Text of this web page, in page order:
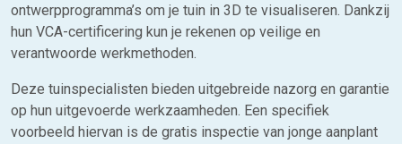
ontwerpprogramma’s om je tuin in 3D te visualiseren. Dankzij
hun VCA-certificering kun je rekenen op veilige en
verantwoorde werkmethoden.
Deze tuinspecialisten bieden uitgebreide nazorg en garantie
op hun uitgevoerde werkzaamheden. Een specifiek
voorbeeld hiervan is de gratis inspectie van jonge aanplant